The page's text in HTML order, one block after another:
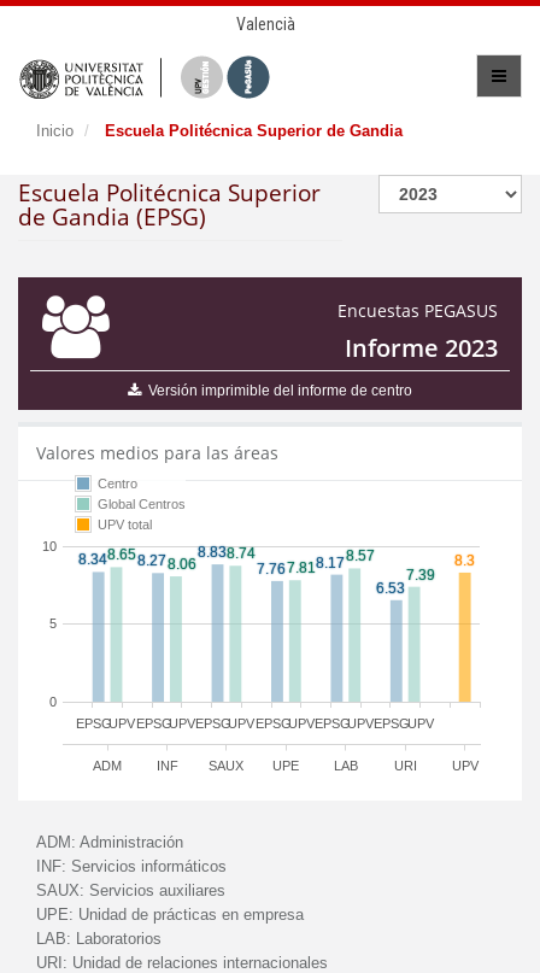
Valencià
Inicio Escuela Politécnica Superior de Gandia
Escuela Politécnica Superior
de Gandia (EPSG)
Encuestas PEGASUS
Informe 2023
Versión imprimible del informe de centro
Valores medios para las áreas
EPSG EPSG EPSG EPSG EPSG EPSG
UPV UPV UPV UPV UPV UPV
ADM INF SAUX UPE LAB URI UPV
0
5
10
Centro
Global Centros
UPV total
ADM: Administración
INF: Servicios informáticos
SAUX: Servicios auxiliares
UPE: Unidad de prácticas en empresa
LAB: Laboratorios
URI: Unidad de relaciones internacionales